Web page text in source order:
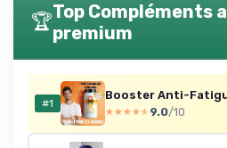
🏆Top
premium
#1
★★★★★
★★★★★ 9.0/10